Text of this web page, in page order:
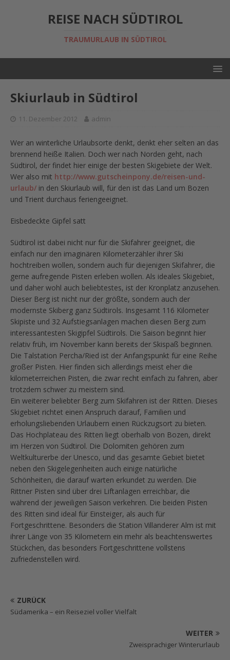
REISE NACH SÜDTIROL
TRAUMURLAUB IN SÜDTIROL
Skiurlaub in Südtirol
11. Dezember 2012 admin
Wer an winterliche Urlaubsorte denkt, denkt eher selten an das
brennend heiße Italien. Doch wer nach Norden geht, nach
Südtirol, der findet hier einige der besten Skigebiete der Welt.
Wer also mit http://www.gutscheinpony.de/reisen-und-
urlaub/ in den Skiurlaub will, für den ist das Land um Bozen
und Trient durchaus feriengeeignet.
Eisbedeckte Gipfel satt
Südtirol ist dabei nicht nur für die Skifahrer geeignet, die
einfach nur den imaginären Kilometerzähler ihrer Ski
hochtreiben wollen, sondern auch für diejenigen Skifahrer, die
gerne aufregende Pisten erleben wollen. Als ideales Skigebiet,
und daher wohl auch beliebtestes, ist der Kronplatz anzusehen.
Dieser Berg ist nicht nur der größte, sondern auch der
modernste Skiberg ganz Südtirols. Insgesamt 116 Kilometer
Skipiste und 32 Aufstiegsanlagen machen diesen Berg zum
interessantesten Skigipfel Südtirols. Die Saison beginnt hier
relativ früh, im November kann bereits der Skispaß beginnen.
Die Talstation Percha/Ried ist der Anfangspunkt für eine Reihe
großer Pisten. Hier finden sich allerdings meist eher die
kilometerreichen Pisten, die zwar recht einfach zu fahren, aber
trotzdem schwer zu meistern sind.
Ein weiterer beliebter Berg zum Skifahren ist der Ritten. Dieses
Skigebiet richtet einen Anspruch darauf, Familien und
erholungsliebenden Urlaubern einen Rückzugsort zu bieten.
Das Hochplateau des Ritten liegt oberhalb von Bozen, direkt
im Herzen von Südtirol. Die Dolomiten gehören zum
Weltkulturerbe der Unesco, und das gesamte Gebiet bietet
neben den Skigelegenheiten auch einige natürliche
Schönheiten, die darauf warten erkundet zu werden. Die
Rittner Pisten sind über drei Liftanlagen erreichbar, die
während der jeweiligen Saison verkehren. Die beiden Pisten
des Ritten sind ideal für Einsteiger, als auch für
Fortgeschrittene. Besonders die Station Villanderer Alm ist mit
ihrer Länge von 35 Kilometern ein mehr als beachtenswertes
Stückchen, das besonders Fortgeschrittene vollstens
zufriedenstellen wird.
ZURÜCK
Südamerika – ein Reiseziel voller Vielfalt
WEITER
Zweisprachiger Winterurlaub